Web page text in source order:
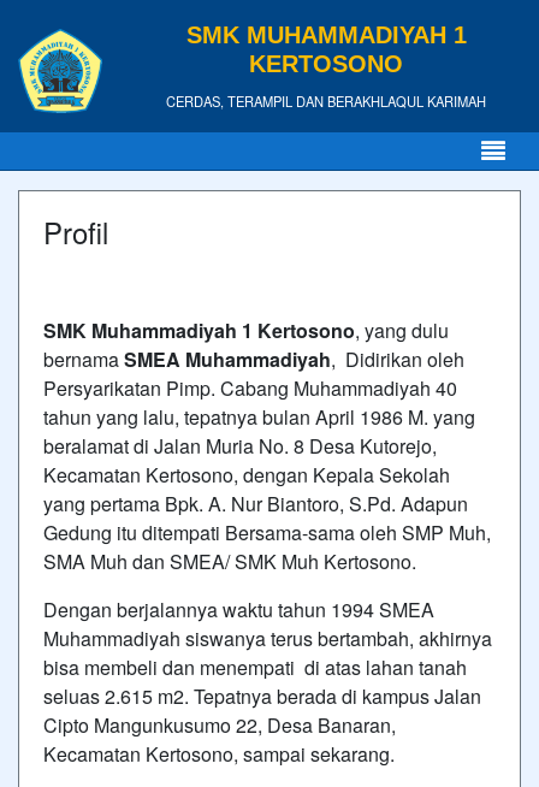
SMK MUHAMMADIYAH 1
KERTOSONO
CERDAS, TERAMPIL DAN BERAKHLAQUL KARIMAH
Profil
SMK Muhammadiyah 1 Kertosono, yang dulu
bernamaSMEA Muhammadiyah, Didirikan oleh
Persyarikatan Pimp. Cabang Muhammadiyah 40
tahun yang lalu, tepatnya bulan April 1986 M. yang
beralamat di Jalan Muria No. 8 Desa Kutorejo,
Kecamatan Kertosono, dengan Kepala Sekolah
yang pertama Bpk. A. Nur Biantoro, S.Pd. Adapun
Gedung itu ditempati Bersama-sama oleh SMP Muh,
SMA Muh dan SMEA/ SMK Muh Kertosono.
Dengan berjalannya waktu tahun 1994 SMEA
Muhammadiyah siswanya terus bertambah, akhirnya
bisa membeli dan menempati di atas lahan tanah
seluas 2.615 m2. Tepatnya berada di kampus Jalan
Cipto Mangunkusumo 22, Desa Banaran,
Kecamatan Kertosono, sampai sekarang.